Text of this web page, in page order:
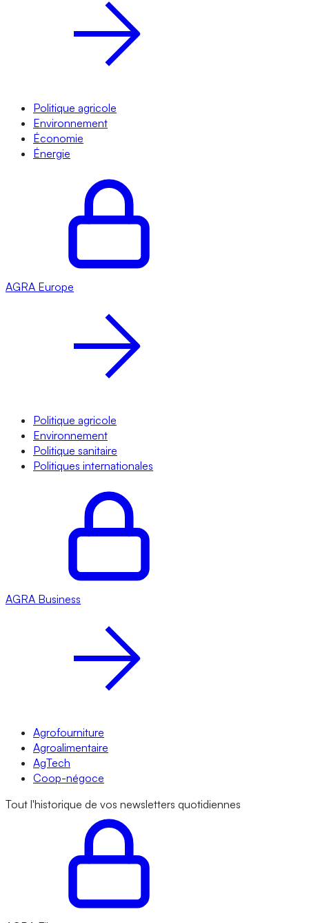
Politique agricole
Environnement
Économie
Énergie
AGRA Europe
Politique agricole
Environnement
Politique sanitaire
Politiques internationales
AGRA Business
Agrofourniture
Agroalimentaire
AgTech
Coop-négoce
Tout l'historique de vos newsletters quotidiennes